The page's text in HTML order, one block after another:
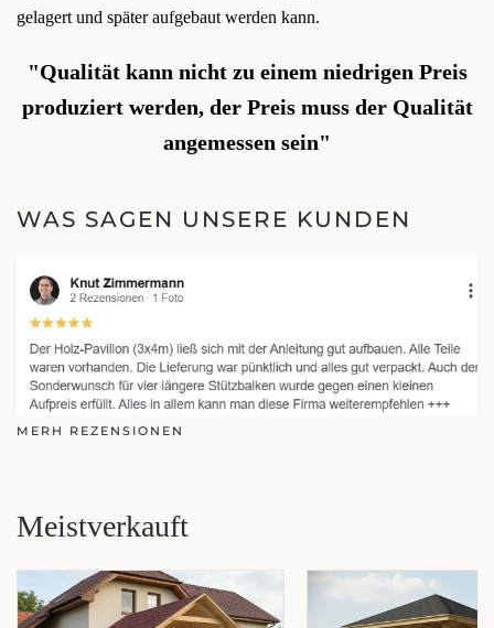
gelagert und später aufgebaut werden kann.
"Qualität kann nicht zu einem niedrigen Preis
produziert werden, der Preis muss der Qualität
angemessen sein"
WAS SAGEN UNSERE KUNDEN
MERH REZENSIONEN
Meistverkauft